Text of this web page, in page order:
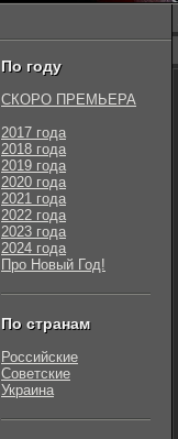
По году
СКОРО ПРЕМЬЕРА
2017 года
2018 года
2019 года
2020 года
2021 года
2022 года
2023 года
2024 года
Про Новый Год!
По странам
Российские
Советские
Украина